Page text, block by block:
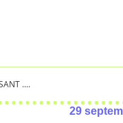
....
29